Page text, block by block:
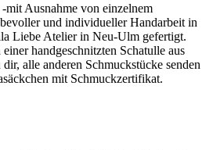
mit Ausnahme von einzelnem
und individueller Handarbeit in
Liebe Atelier in Neu-Ulm gefertigt.
handgeschnitzten Schatulle aus
alle anderen Schmuckstücke senden
mit Schmuckzertifikat.